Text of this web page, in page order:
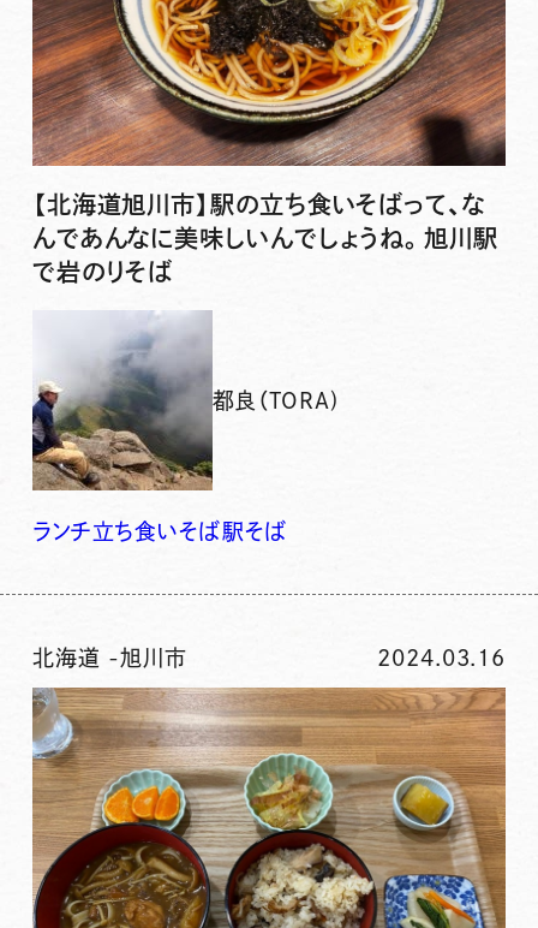
【北海道旭川市】駅の立ち食いそばって、な
んであんなに美味しいんでしょうね。旭川駅
で岩のりそば
都良（TORA)
ランチ立ち食いそば駅そば
北海道 -旭川市 2024.03.16